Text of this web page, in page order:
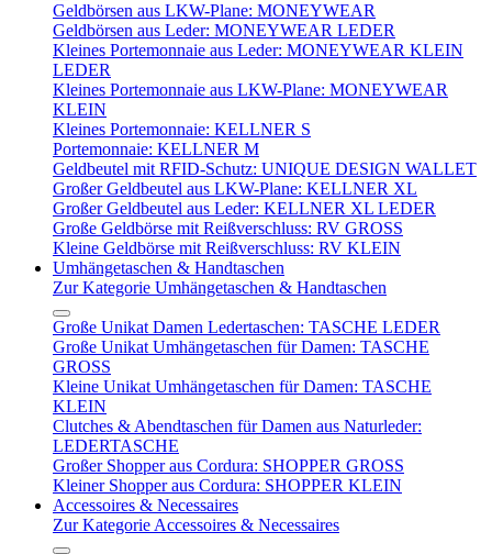
Geldbörsen aus LKW-Plane: MONEYWEAR
Geldbörsen aus Leder: MONEYWEAR LEDER
Kleines Portemonnaie aus Leder: MONEYWEAR KLEIN
LEDER
Kleines Portemonnaie aus LKW-Plane: MONEYWEAR
KLEIN
Kleines Portemonnaie: KELLNER S
Portemonnaie: KELLNER M
Geldbeutel mit RFID-Schutz: UNIQUE DESIGN WALLET
Großer Geldbeutel aus LKW-Plane: KELLNER XL
Großer Geldbeutel aus Leder: KELLNER XL LEDER
Große Geldbörse mit Reißverschluss: RV GROSS
Kleine Geldbörse mit Reißverschluss: RV KLEIN
Umhängetaschen & Handtaschen
Zur Kategorie Umhängetaschen & Handtaschen
Große Unikat Damen Ledertaschen: TASCHE LEDER
Große Unikat Umhängetaschen für Damen: TASCHE
GROSS
Kleine Unikat Umhängetaschen für Damen: TASCHE
KLEIN
Clutches & Abendtaschen für Damen aus Naturleder:
LEDERTASCHE
Großer Shopper aus Cordura: SHOPPER GROSS
Kleiner Shopper aus Cordura: SHOPPER KLEIN
Accessoires & Necessaires
Zur Kategorie Accessoires & Necessaires